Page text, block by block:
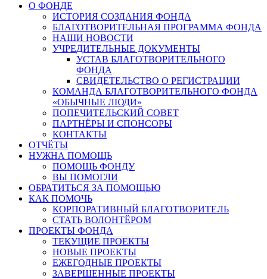
О ФОНДЕ
ИСТОРИЯ СОЗДАНИЯ ФОНДА
БЛАГОТВОРИТЕЛЬНАЯ ПРОГРАММА ФОНДА
НАШИ НОВОСТИ
УЧРЕДИТЕЛЬНЫЕ ДОКУМЕНТЫ
УСТАВ БЛАГОТВОРИТЕЛЬНОГО
ФОНДА
СВИДЕТЕЛЬСТВО О РЕГИСТРАЦИИ
КОМАНДА БЛАГОТВОРИТЕЛЬНОГО ФОНДА
«ОБЫЧНЫЕ ЛЮДИ»
ПОПЕЧИТЕЛЬСКИЙ СОВЕТ
ПАРТНЁРЫ И СПОНСОРЫ
КОНТАКТЫ
ОТЧЁТЫ
НУЖНА ПОМОЩЬ
ПОМОЩЬ ФОНДУ
ВЫ ПОМОГЛИ
ОБРАТИТЬСЯ ЗА ПОМОЩЬЮ
КАК ПОМОЧЬ
КОРПОРАТИВНЫЙ БЛАГОТВОРИТЕЛЬ
СТАТЬ ВОЛОНТЁРОМ
ПРОЕКТЫ ФОНДА
ТЕКУЩИЕ ПРОЕКТЫ
НОВЫЕ ПРОЕКТЫ
ЕЖЕГОДНЫЕ ПРОЕКТЫ
ЗАВЕРШЕННЫЕ ПРОЕКТЫ